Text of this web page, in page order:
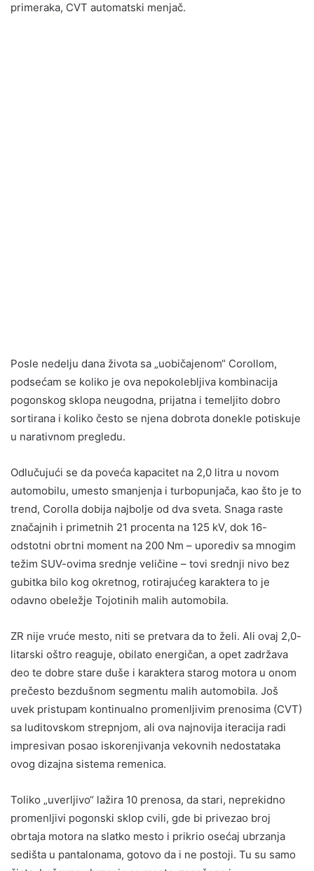
primeraka, CVT automatski menjač.
Posle nedelju dana života sa „uobičajenom“ Corollom,
podsećam se koliko je ova nepokolebljiva kombinacija
pogonskog sklopa neugodna, prijatna i temeljito dobro
sortirana i koliko često se njena dobrota donekle potiskuje
u narativnom pregledu.
Odlučujući se da poveća kapacitet na 2,0 litra u novom
automobilu, umesto smanjenja i turbopunjača, kao što je to
trend, Corolla dobija najbolje od dva sveta. Snaga raste
značajnih i primetnih 21 procenta na 125 kV, dok 16-
odstotni obrtni moment na 200 Nm – uporediv sa mnogim
težim SUV-ovima srednje veličine – tovi srednji nivo bez
gubitka bilo kog okretnog, rotirajućeg karaktera to je
odavno obeležje Tojotinih malih automobila.
ZR nije vruće mesto, niti se pretvara da to želi. Ali ovaj 2,0-
litarski oštro reaguje, obilato energičan, a opet zadržava
deo te dobre stare duše i karaktera starog motora u onom
prečesto bezdušnom segmentu malih automobila. Još
uvek pristupam kontinualno promenljivim prenosima (CVT)
sa luditovskom strepnjom, ali ova najnovija iteracija radi
impresivan posao iskorenjivanja vekovnih nedostataka
ovog dizajna sistema remenica.
Toliko „uverljivo“ lažira 10 prenosa, da stari, neprekidno
promenljivi pogonski sklop cvili, gde bi privezao broj
obrtaja motora na slatko mesto i prikrio osećaj ubrzanja
sedišta u pantalonama, gotovo da i ne postoji. Tu su samo